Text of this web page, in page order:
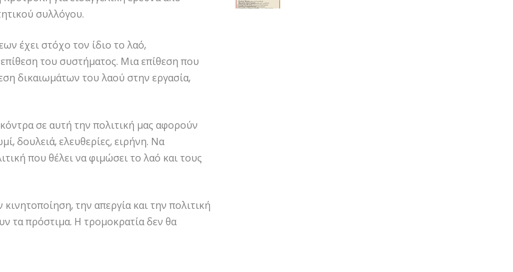
συλλόγου.
έχει στόχο τον ίδιο το λαό,
του συστήματος. Μια επίθεση που
δικαιωμάτων του λαού στην εργασία,
σε αυτή την πολιτική μας αφορούν
δουλειά, ελευθερίες, ειρήνη. Να
που θέλει να φιμώσει το λαό και τους
την απεργία και την πολιτική
τα πρόστιμα. Η τρομοκρατία δεν θα